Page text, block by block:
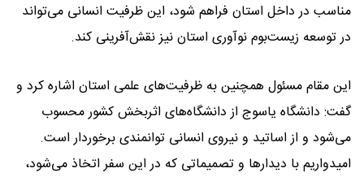
مناسب در داخل استان فراهم شود، این ظرفیت انسانی می‌تواند
در توسعه زیست‌بوم نوآوری استان نیز نقش‌آفرینی کند.
این مقام مسئول همچنین به ظرفیت‌های علمی استان اشاره کرد و
گفت: دانشگاه یاسوج از دانشگاه‌های اثربخش کشور محسوب
می‌شود و از اساتید و نیروی انسانی توانمندی برخوردار است.
امیدواریم با دیدارها و تصمیماتی که در این سفر اتخاذ می‌شود،